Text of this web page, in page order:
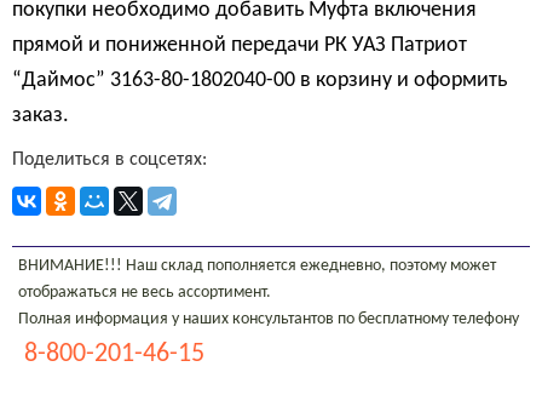
покупки необходимо добавить Муфта включения
прямой и пониженной передачи РК УАЗ Патриот
“Даймос” 3163-80-1802040-00 в корзину и оформить
заказ.
Поделиться в соцсетях:
ВНИМАНИЕ!!! Наш склад пополняется ежедневно, поэтому может
отображаться не весь ассортимент.
Полная информация у наших консультантов по бесплатному телефону
8-800-201-46-15